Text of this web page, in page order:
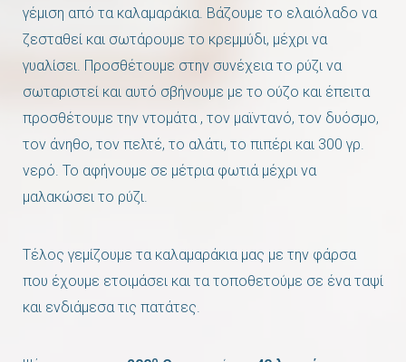
γέμιση από τα καλαμαράκια. Βάζουμε το ελαιόλαδο να
ζεσταθεί και σωτάρουμε το κρεμμύδι, μέχρι να
γυαλίσει. Προσθέτουμε στην συνέχεια το ρύζι να
σωταριστεί και αυτό σβήνουμε με το ούζο και έπειτα
προσθέτουμε την ντομάτα , τον μαϊντανό, τον δυόσμο,
τον άνηθο, τον πελτέ, το αλάτι, το πιπέρι και 300 γρ.
νερό. Το αφήνουμε σε μέτρια φωτιά μέχρι να
μαλακώσει το ρύζι.
Τέλος γεμίζουμε τα καλαμαράκια μας με την φάρσα
που έχουμε ετοιμάσει και τα τοποθετούμε σε ένα ταψί
και ενδιάμεσα τις πατάτες.